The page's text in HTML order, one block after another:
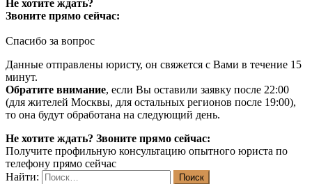
Не хотите ждать?
Звоните прямо сейчас:
Спасибо за вопрос
Данные отправлены юристу, он свяжется с Вами в течение 15
минут.
Обратите внимание, если Вы оставили заявку после 22:00
(для жителей Москвы, для остальных регионов после 19:00),
то она будут обработана на следующий день.
Не хотите ждать? Звоните прямо сейчас:
Получите профильную консультацию опытного юриста по
телефону прямо сейчас
Найти: